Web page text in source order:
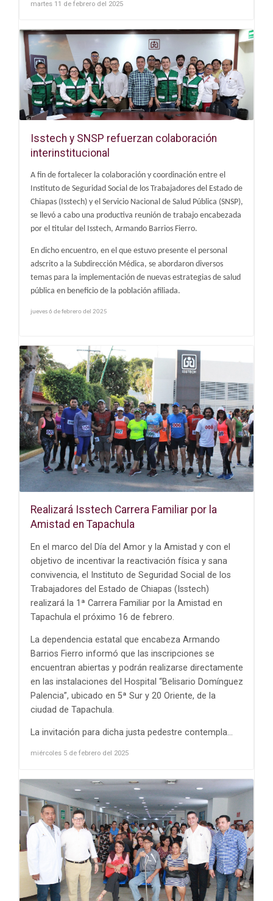
martes 11 de febrero del 2025
Isstech y SNSP refuerzan colaboración
interinstitucional
A fin de fortalecer la colaboración y coordinación entre el
Instituto de Seguridad Social de los Trabajadores del Estado de
Chiapas (Isstech) y el Servicio Nacional de Salud Pública (SNSP),
se llevó a cabo una productiva reunión de trabajo encabezada
por el titular del Isstech, Armando Barrios Fierro.
En dicho encuentro, en el que estuvo presente el personal
adscrito a la Subdirección Médica, se abordaron diversos
temas para la implementación de nuevas estrategias de salud
pública en beneficio de la población afiliada.
jueves 6 de febrero del 2025
Realizará Isstech Carrera Familiar por la
Amistad en Tapachula
En el marco del Día del Amor y la Amistad y con el
objetivo de incentivar la reactivación física y sana
convivencia, el Instituto de Seguridad Social de los
Trabajadores del Estado de Chiapas (Isstech)
realizará la 1ª Carrera Familiar por la Amistad en
Tapachula el próximo 16 de febrero.
La dependencia estatal que encabeza Armando
Barrios Fierro informó que las inscripciones se
encuentran abiertas y podrán realizarse directamente
en las instalaciones del Hospital “Belisario Domínguez
Palencia”, ubicado en 5ª Sur y 20 Oriente, de la
ciudad de Tapachula.
La invitación para dicha justa pedestre contempla...
miércoles 5 de febrero del 2025